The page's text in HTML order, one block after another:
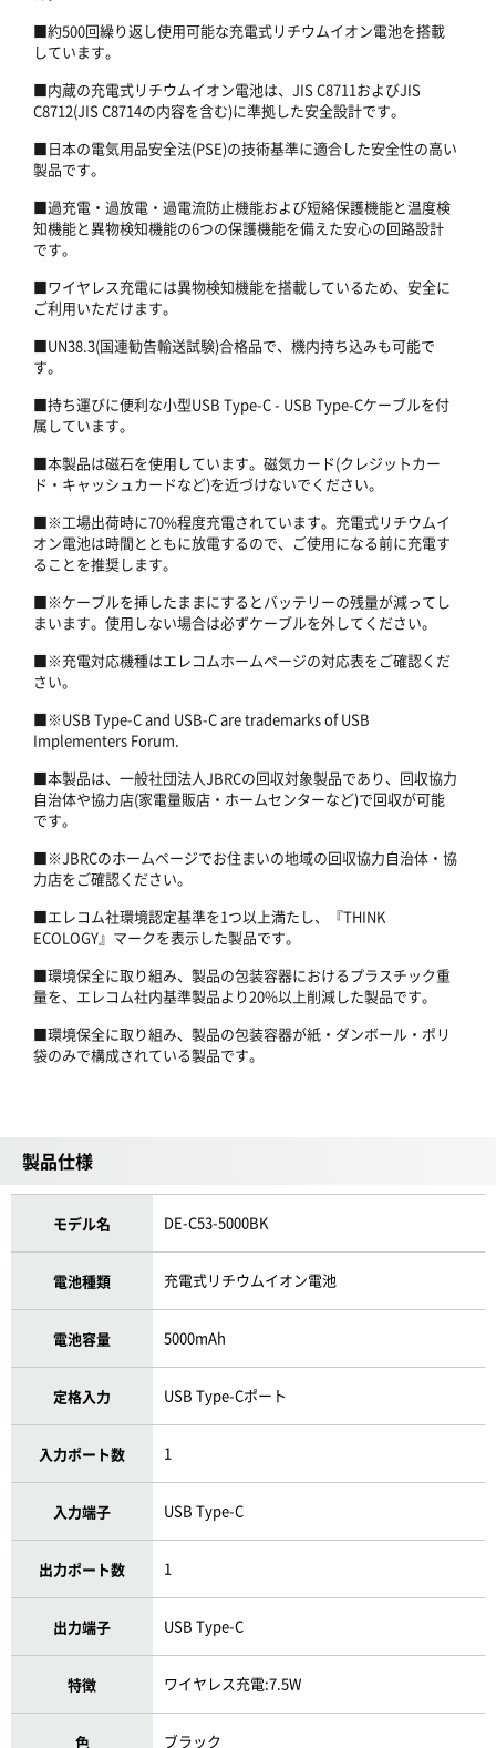
■約500回繰り返し使用可能な充電式リチウムイオン電池を搭載
しています。
■内蔵の充電式リチウムイオン電池は、JIS C8711およびJIS
C8712(JIS C8714の内容を含む)に準拠した安全設計です。
■日本の電気用品安全法(PSE)の技術基準に適合した安全性の高い
製品です。
■過充電・過放電・過電流防止機能および短絡保護機能と温度検
知機能と異物検知機能の6つの保護機能を備えた安心の回路設計
です。
■ワイヤレス充電には異物検知機能を搭載しているため、安全に
ご利用いただけます。
■UN38.3(国連勧告輸送試験)合格品で、機内持ち込みも可能で
す。
■持ち運びに便利な小型USB Type-C - USB Type-Cケーブルを付
属しています。
■本製品は磁石を使用しています。磁気カード(クレジットカー
ド・キャッシュカードなど)を近づけないでください。
■※工場出荷時に70%程度充電されています。充電式リチウムイ
オン電池は時間とともに放電するので、ご使用になる前に充電す
ることを推奨します。
■※ケーブルを挿したままにするとバッテリーの残量が減ってし
まいます。使用しない場合は必ずケーブルを外してください。
■※充電対応機種はエレコムホームページの対応表をご確認くだ
さい。
■※USB Type-C and USB-C are trademarks of USB
Implementers Forum.
■本製品は、一般社団法人JBRCの回収対象製品であり、回収協力
自治体や協力店(家電量販店・ホームセンターなど)で回収が可能
です。
■※JBRCのホームページでお住まいの地域の回収協力自治体・協
力店をご確認ください。
■エレコム社環境認定基準を1つ以上満たし、『THINK
ECOLOGY』マークを表示した製品です。
■環境保全に取り組み、製品の包装容器におけるプラスチック重
量を、エレコム社内基準製品より20%以上削減した製品です。
■環境保全に取り組み、製品の包装容器が紙・ダンボール・ポリ
袋のみで構成されている製品です。
製品仕様
モデル名 DE-C53-5000BK
電池種類 充電式リチウムイオン電池
電池容量 5000mAh
定格入力 USB Type-Cポート
入力ポート数 1
入力端子 USB Type-C
出力ポート数 1
出力端子 USB Type-C
特徴 ワイヤレス充電:7.5W
色 ブラック